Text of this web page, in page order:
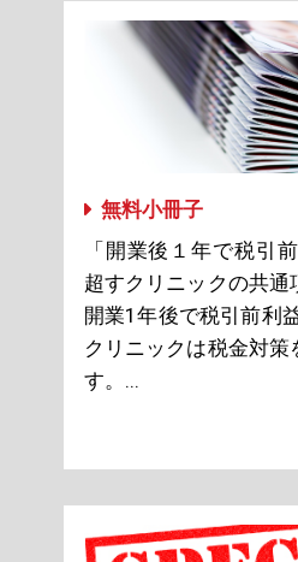
無料小冊子
「開業後１年で税引
超すクリニックの共通
開業1年後で税引前利
クリニックは税金対策
す。...